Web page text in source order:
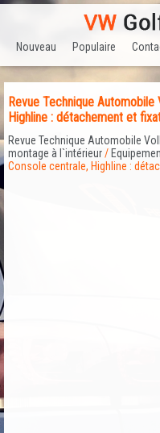
Nouveau Populaire
Revue Technique
Highline : détachement et
Revue Technique Automobile
montage à l`intérieur/
Console centrale, Highline :